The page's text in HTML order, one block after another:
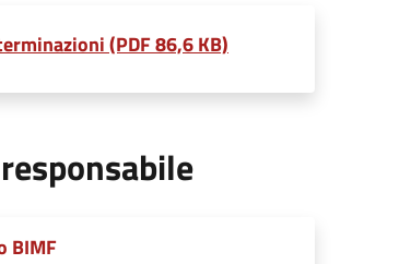
(PDF 86,6 KB)
BIMF